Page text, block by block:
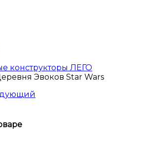
конструкторы ЛЕГО
Эвоков Star Wars